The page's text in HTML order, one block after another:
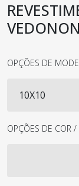
OPÇÕES DE
OPÇÕES DE COR /